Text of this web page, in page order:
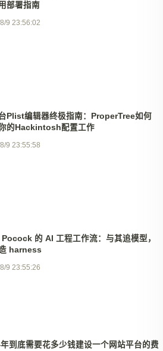
部署指南
9 23:56:02
Plist编辑器终极指南：ProperTree如何
的Hackintosh配置工作
9 23:55:58
的 AI 工程工作流：与其追模型，
harness
9 23:55:26
到底需要花多少钱建设一个网站平台的费